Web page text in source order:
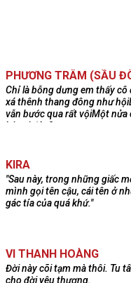
PHƯƠNG TRÂM (SẦU
Chỉ là bỗng dưng em thấy cô
xá thênh thang đông như
vẫn bước qua rất vộiMột nửa
lại nơi đâu?
KIRA
"Sau này, trong những giấc
mình gọi tên cậu, cái tên ở
gác tía của quá khứ."
VI THANH HOÀNG
Đời này cõi tạm mà thôi. Tu
cho đời yêu thương.